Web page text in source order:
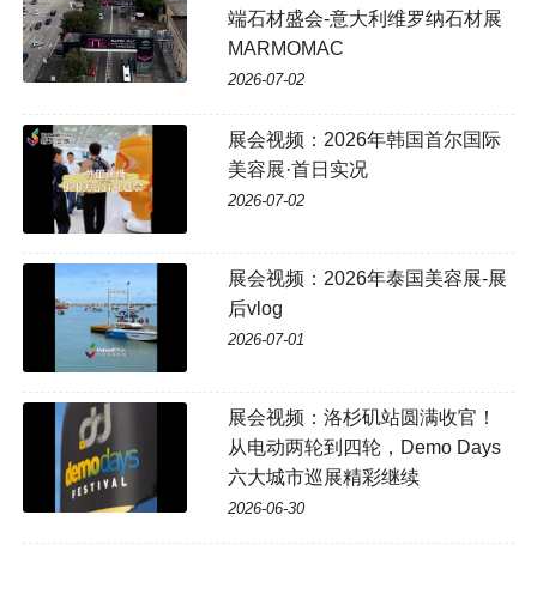
端石材盛会-意大利维罗纳石材展
MARMOMAC
2026-07-02
展会视频：2026年韩国首尔国际
美容展·首日实况
2026-07-02
展会视频：2026年泰国美容展-展
后vlog
2026-07-01
展会视频：洛杉矶站圆满收官！
从电动两轮到四轮，Demo Days
六大城市巡展精彩继续
2026-06-30